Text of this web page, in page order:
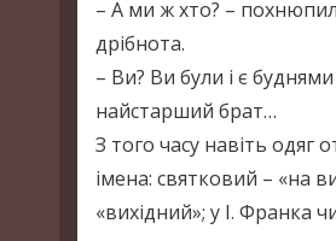
– А ми ж хто? –
дрібнота.
– Ви? Ви були і є
найстарший брат…
З того часу навіть одяг
імена: святковий – «на
«вихідний»; у І. Франка